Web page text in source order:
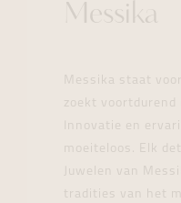
Messika
Messika staat
zoekt voortdurend
Innovatie en
moeiteloos. Elk
Juwelen van
tradities van het